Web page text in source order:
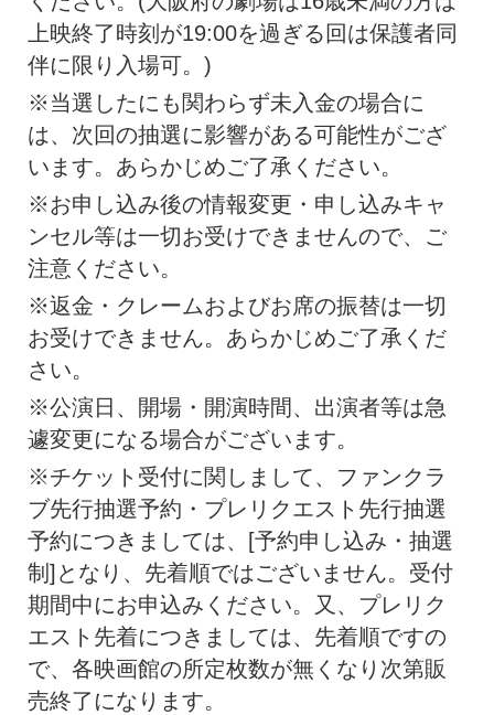
上映終了時刻が19:00を過ぎる回は保護者同
伴に限り入場可。)
※当選したにも関わらず未入金の場合に
は、次回の抽選に影響がある可能性がござ
います。あらかじめご了承ください。
※お申し込み後の情報変更・申し込みキャ
ンセル等は一切お受けできませんので、ご
注意ください。
※返金・クレームおよびお席の振替は一切
お受けできません。あらかじめご了承くだ
さい。
※公演日、開場・開演時間、出演者等は急
遽変更になる場合がございます。
※チケット受付に関しまして、ファンクラ
ブ先行抽選予約・プレリクエスト先行抽選
予約につきましては、[予約申し込み・抽選
制]となり、先着順ではございません。受付
期間中にお申込みください。又、プレリク
エスト先着につきましては、先着順ですの
で、各映画館の所定枚数が無くなり次第販
売終了になります。